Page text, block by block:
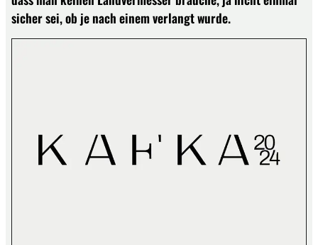
sicher sei, ob je nach einem verlangt wurde.